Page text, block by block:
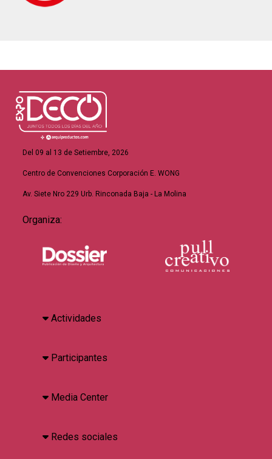
Del 09 al 13 de Setiembre, 2026
Centro de Convenciones Corporación E. WONG
Av. Siete Nro 229 Urb. Rinconada Baja - La Molina
Organiza:
Actividades
Participantes
Media Center
Redes sociales